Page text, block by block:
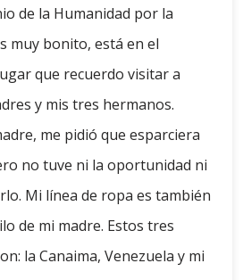
de la Humanidad por la
muy bonito, está en el
que recuerdo visitar a
y mis tres hermanos.
me pidió que esparciera
no tuve ni la oportunidad ni
Mi línea de ropa es también
de mi madre. Estos tres
la Canaima, Venezuela y mi